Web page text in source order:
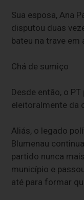
Sua esposa, Ana
disputou duas
bateu na trave em
Chá de sumiço
Desde então, o
eleitoralmente da
Aliás, o legado
Blumenau
partido nunca
município e
até para formar